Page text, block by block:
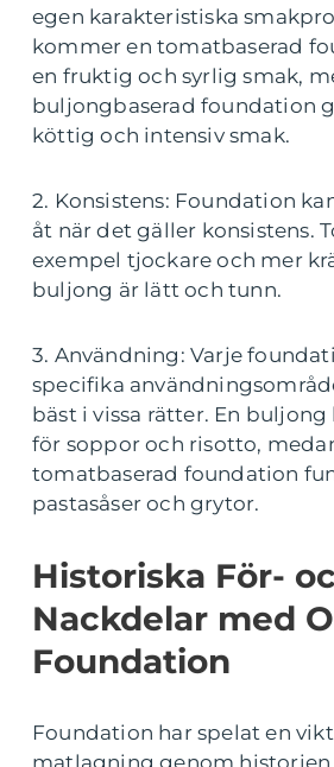
egen karakteristiska
kommer en tomatbaserad
en fruktig och syrlig smak,
buljongbaserad foundation
köttig och intensiv smak.
2. Konsistens: Foundation
åt när det gäller konsistens.
exempel tjockare och mer
buljong är lätt och tunn.
3. Användning: Varje
specifika
bäst i vissa rätter. En buljong
för soppor och risotto,
tomatbaserad foundation
pastasåser och grytor.
Historiska För-
Nackdelar med
Foundation
Foundation har spelat en
matlagning genom historien